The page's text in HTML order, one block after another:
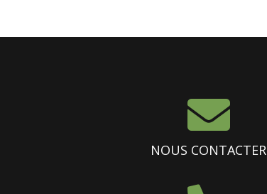

NOUS CONTACTER